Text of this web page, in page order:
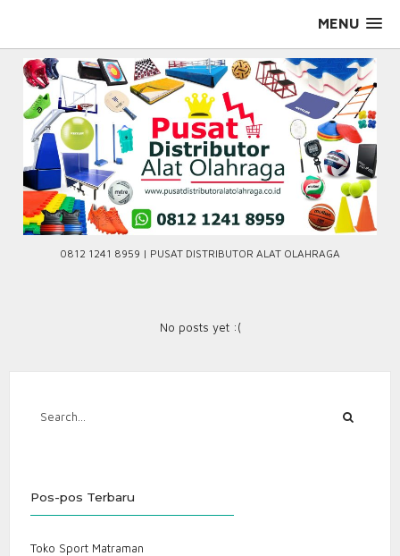
MENU
0812 1241 8959 | PUSAT DISTRIBUTOR ALAT OLAHRAGA
No posts yet :(
Pos-pos Terbaru
Toko Sport Matraman